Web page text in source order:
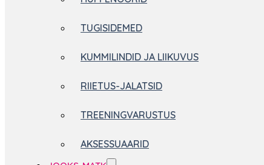
TUGISIDEMED
KUMMILINDID JA LIIKUVUS
RIIETUS-JALATSID
TREENINGVARUSTUS
AKSESSUAARID